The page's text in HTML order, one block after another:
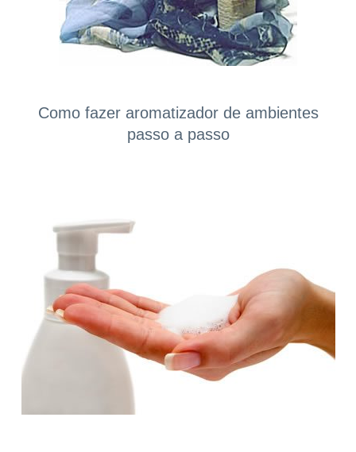
Como fazer aromatizador de ambientes
passo a passo